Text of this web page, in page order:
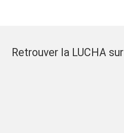
Retrouver la LUCHA sur